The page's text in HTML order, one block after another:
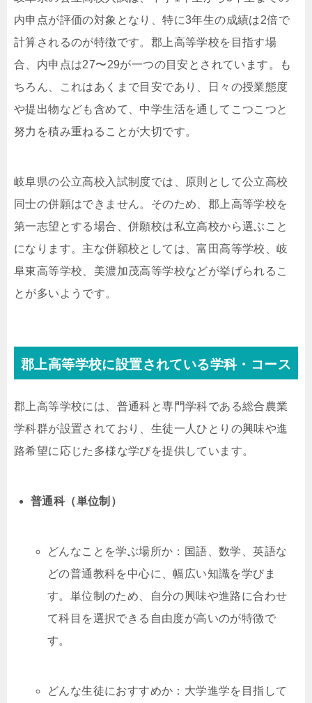
内申点が評価の対象となり、特に3年生の成績は2倍で
計算されるのが特徴です。郡上高等学校を目指す場
合、内申点は27〜29が一つの目安とされています。も
ちろん、これはあくまで目安であり、日々の授業態度
や提出物なども含めて、中学生活を通してこつこつと
努力を積み重ねることが大切です。
岐阜県の公立高校入試制度では、原則として公立高校
同士の併願はできません。そのため、郡上高等学校を
第一志望とする場合、併願校は私立高校から選ぶこと
になります。主な併願校としては、富田高等学校、岐
阜東高等学校、美濃加茂高等学校などが挙げられるこ
とが多いようです。
郡上高等学校に設置されている学科・コース
郡上高等学校には、普通科と専門学科である総合農業
学科群が設置されており、生徒一人ひとりの興味や進
路希望に応じた多様な学びを提供しています。
普通科（単位制）
どんなことを学ぶ場所か：国語、数学、英語な
どの普通教科を中心に、幅広い知識を学びま
す。単位制のため、自分の興味や進路に合わせ
て科目を選択できる自由度が高いのが特徴で
す。
どんな生徒におすすめか：大学進学を目指して